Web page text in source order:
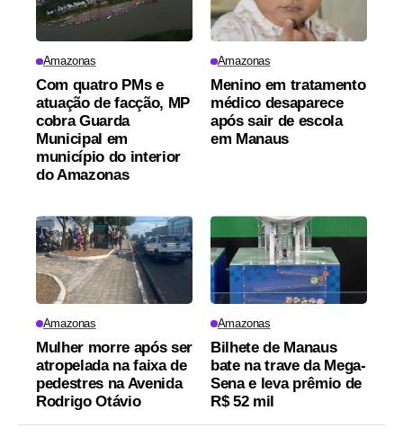
Amazonas
Com quatro PMs e
atuação de facção, MP
cobra Guarda
Municipal em
município do interior
do Amazonas
Amazonas
Menino em tratamento
médico desaparece
após sair de escola
em Manaus
Amazonas
Mulher morre após ser
atropelada na faixa de
pedestres na Avenida
Rodrigo Otávio
Amazonas
Bilhete de Manaus
bate na trave da Mega-
Sena e leva prêmio de
R$ 52 mil